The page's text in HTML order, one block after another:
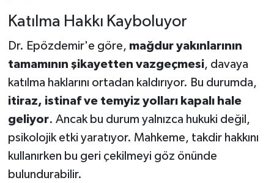
Katılma Hakkı Kayboluyor
Dr. Epözdemir'e göre, mağdur yakınlarının
tamamının şikayetten vazgeçmesi, davaya
katılma haklarını ortadan kaldırıyor. Bu durumda,
itiraz, istinaf ve temyiz yolları kapalı hale
geliyor. Ancak bu durum yalnızca hukuki değil,
psikolojik etki yaratıyor. Mahkeme, takdir hakkını
kullanırken bu geri çekilmeyi göz önünde
bulundurabilir.